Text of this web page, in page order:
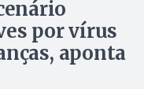
por vírus
aponta